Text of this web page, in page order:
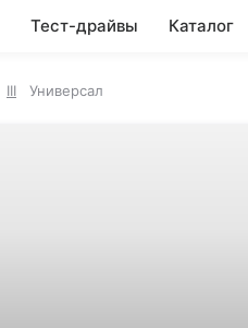
Тест-драйвы Каталог
III Универсал